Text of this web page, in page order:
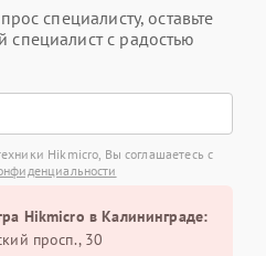
специалисту, оставьте
с радостью
Hikmicro, Вы соглашаетесь с
Hikmicro в Калининграде:
просп., 30